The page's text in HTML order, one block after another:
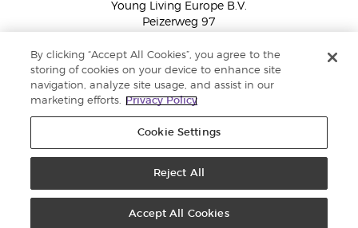
Young Living Europe B.V.
Peizerweg 97
Netherlands
Ilmainen yhteydenotto lankanumeroista Suomesta
913 239
Email: asiakaspalvelu@youngliving.com
pidätetään. |Yksityisyydensuoja
By clicking “Accept All Cookies”, you agree to the
storing of cookies on your device to enhance site
navigation, analyze site usage, and assist in our
marketing efforts.
Privacy Policy
Cookie Settings
Reject All
Accept All Cookies